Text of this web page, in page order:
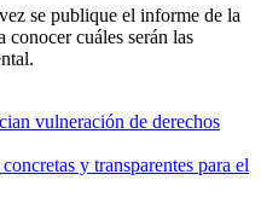
se publique el informe de la
cuáles serán las
vulneración de derechos
y transparentes para el